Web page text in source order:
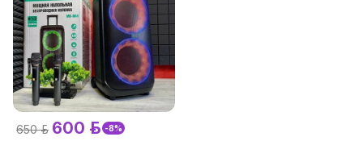
650 р. 600 р. -8%